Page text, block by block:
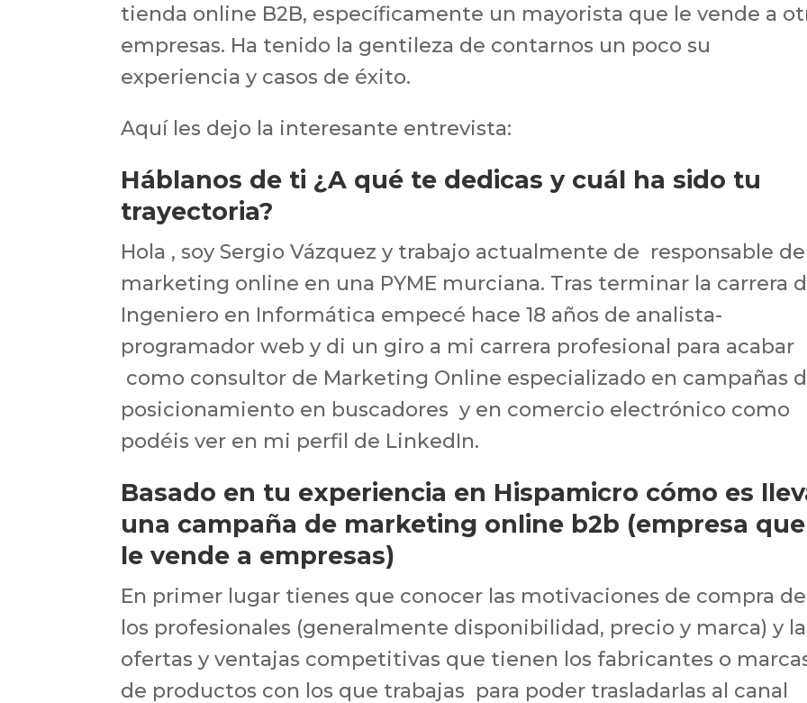
tienda online B2B, específicamente un mayorista que le vende a
empresas. Ha tenido la gentileza de contarnos un poco su
experiencia y casos de éxito.
Aquí les dejo la interesante entrevista:
Háblanos de ti ¿A qué te dedicas y cuál ha sido tu
trayectoria?
Hola , soy Sergio Vázquez y trabajo actualmente de responsable de
marketing online en una PYME murciana. Tras terminar la carrera
Ingeniero en Informática empecé hace 18 años de analista-
programador web y di un giro a mi carrera profesional para acabar
como consultor de Marketing Online especializado en campañas
posicionamiento en buscadores y en comercio electrónico como
podéis ver en mi perfil de LinkedIn.
Basado en tu experiencia en Hispamicro cómo es
una campaña de marketing online b2b (empresa que
le vende a empresas)
En primer lugar tienes que conocer las motivaciones de compra de
los profesionales (generalmente disponibilidad, precio y marca) y
ofertas y ventajas competitivas que tienen los fabricantes o
de productos con los que trabajas para poder trasladarlas al canal